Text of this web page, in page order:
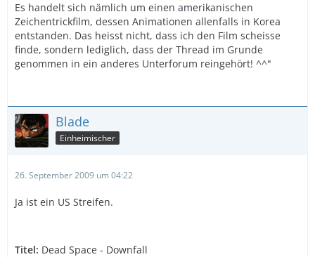
Es handelt sich nämlich um einen amerikanischen
Zeichentrickfilm, dessen Animationen allenfalls in Korea
entstanden. Das heisst nicht, dass ich den Film scheisse
finde, sondern lediglich, dass der Thread im Grunde
genommen in ein anderes Unterforum reingehört! ^^"
Blade
Einheimischer
26. September 2009 um 04:22
Ja ist ein US Streifen.
Titel: Dead Space - Downfall